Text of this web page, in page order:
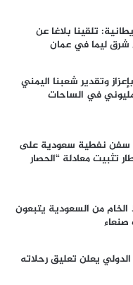
تلقينا بلاغا عن
وتقدير شعبنا اليمني
في الساحات
عاجل| القوات المسلحة اليمنية: إجبار 8 سفن نفطية سعودية على
تثبيت معادلة “الحصار
الخام من السعودية يتبعون
صنعاء
الدولي يعلن تعليق رحلاته